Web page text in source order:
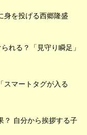
身を投げる西郷隆盛
れる？「見守り瞬足」
スマートタグが入る
？ 自分から挨拶する子